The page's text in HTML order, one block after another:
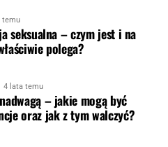
temu
seksualna – czym jest i na
polega?
4 lata temu
– jakie mogą być
oraz jak z tym walczyć?